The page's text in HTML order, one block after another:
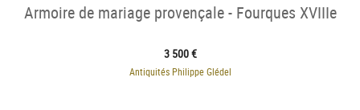
Armoire de mariage provençale - Fourques XVIIIe
3 500 €
Antiquités Philippe Glédel